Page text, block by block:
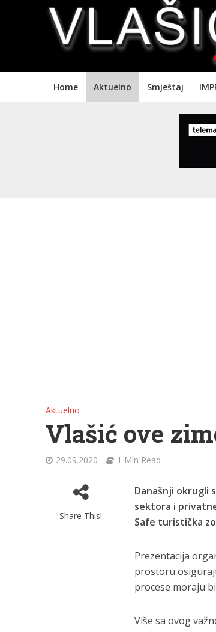
Home Aktuelno Smještaj
Aktuelno
Vlašić ove
29.09.2020 1 Min Read
Share This!
Današnji okrugli
sektora i
Safe turistička
Prezentacija
prostoru
procese moraju
Više sa ovog